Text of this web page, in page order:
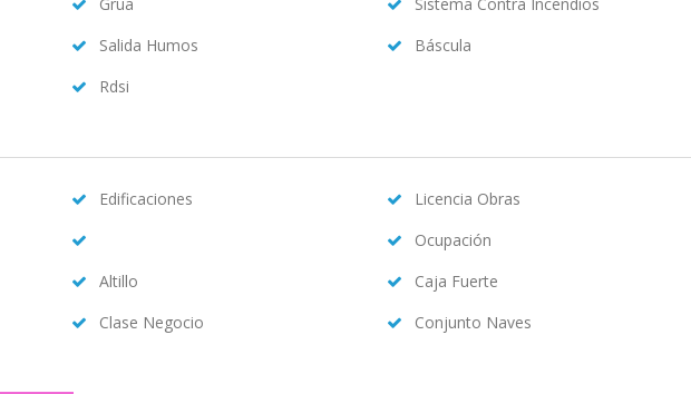
Salida Humos
Báscula
Rdsi
Edificaciones
Licencia Obras
Ocupación
Altillo
Caja Fuerte
Clase Negocio
Conjunto Naves